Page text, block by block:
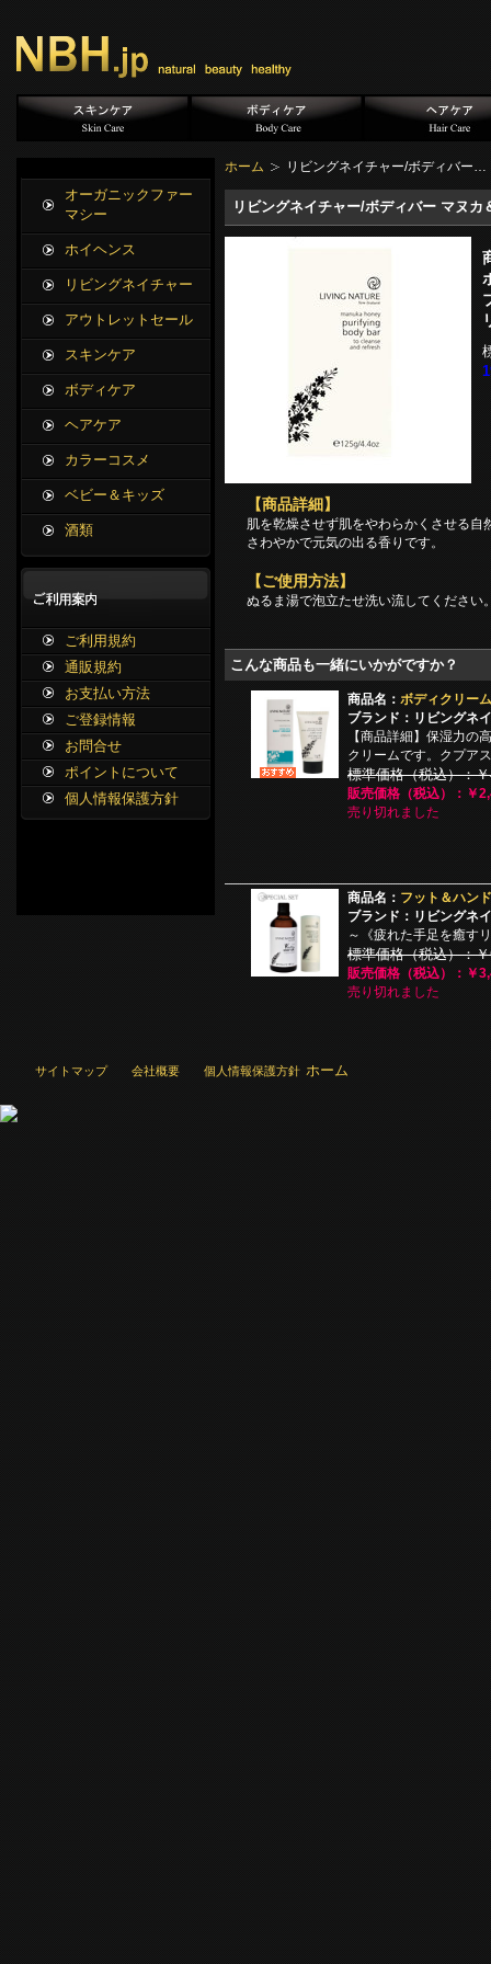
ホーム リビングネイチャー/ボディバー…
リビングネイチャー/ボディバー マヌカ
【商品詳細】
肌を乾燥させず肌をやわらかくさせる自
さわやかで元気の出る香りです。
【ご使用方法】
ぬるま湯で泡立たせ洗い流してください
こんな商品も一緒にいかがですか？
商品名： ボディクリー
ブランド：リビングネ
【商品詳細】保湿力の
クリームです。クプア
標準価格（税込）：
販売価格（税込）：￥
売り切れました
商品名： フット＆ハン
ブランド：リビングネ
～《疲れた手足を癒す
標準価格（税込）：
販売価格（税込）：￥
売り切れました
オーガニックファー
マシー
ホイヘンス
リビングネイチャー
アウトレットセール
スキンケア
ボディケア
ヘアケア
カラーコスメ
ベビー＆キッズ
酒類
ご利用規約
通販規約
お支払い方法
ご登録情報
お問合せ
ポイントについて
個人情報保護方針
ホーム
サイトマップ 会社概要 個人情報保護方針